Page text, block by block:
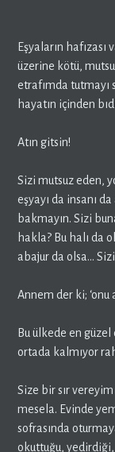
Eşyaların
üzerine kötü,
etrafımda tutmayı
hayatın içinden
Atın gitsin!
Sizi mutsuz eden,
eşyayı da insanı
bakmayın. Sizi
hakla? Bu halı da
abajur da olsa…
Annem der ki; ‘onu
Bu ülkede en
ortada kalmıyor
Size bir sır
mesela. Evinde
sofrasında
okuttuğu,